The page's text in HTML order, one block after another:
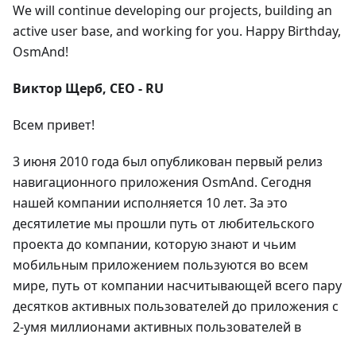
We will continue developing our projects, building an
active user base, and working for you. Happy Birthday,
OsmAnd!
Виктор Щерб, CEO - RU
Всем привет!
3 июня 2010 года был опубликован первый релиз
навигационного приложения OsmAnd. Сегодня
нашей компании исполняется 10 лет. За это
десятилетие мы прошли путь от любительского
проекта до компании, которую знают и чьим
мобильным приложением пользуются во всем
мире, путь от компании насчитывающей всего пару
десятков активных пользователей до приложения с
2-умя миллионами активных пользователей в